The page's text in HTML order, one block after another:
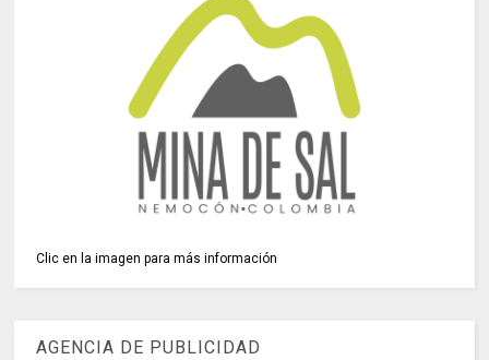
Clic en la imagen para más información
AGENCIA DE PUBLICIDAD